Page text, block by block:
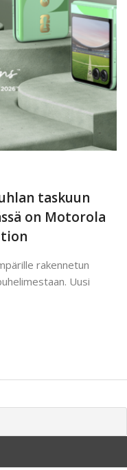
taskuun
on Motorola
rakennetun
Uusi